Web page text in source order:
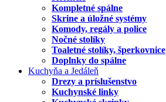
Kompletné spálne
Skrine a úložné systémy
Komody, regály a police
Nočné stolíky
Toaletné stolíky, šperkovnice
Doplnky do spálne
Kuchyňa a Jedáleň
Drezy a príslušenstvo
Kuchynské linky